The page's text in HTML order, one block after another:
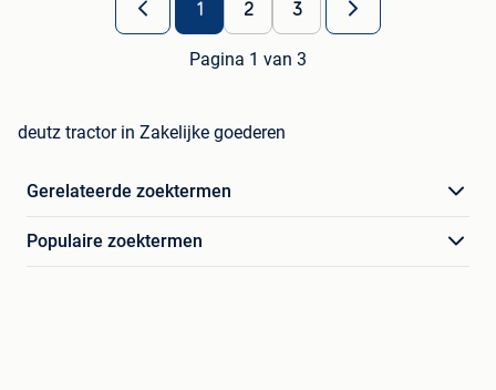
1 2 3
Pagina 1 van 3
deutz tractor in Zakelijke goederen
Gerelateerde zoektermen
Populaire zoektermen